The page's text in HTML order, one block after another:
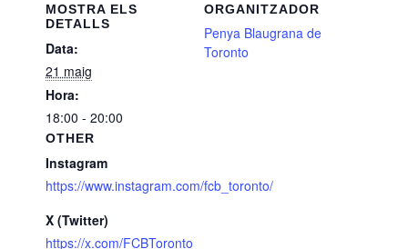
MOSTRA ELS
DETALLS
Data:
21 maig
Hora:
18:00 - 20:00
ORGANITZADOR
Penya Blaugrana de
Toronto
OTHER
Instagram
https://www.instagram.com/fcb_toronto/
X (Twitter)
https://x.com/FCBToronto